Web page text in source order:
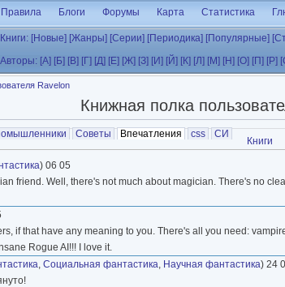
Правила Блоги Форумы Карта Статистика
Книги: [Новые] [Жанры] [Серии] [Периодика] [Популярные]
Авторы: [А] [Б] [В] [Г] [Д] [Е] [Ж] [З] [И] [Й] [К] [Л] [М] [Н] [О] [П] [Р]
Ravelon
Книжная полка
Советы Впечатления (активная вкладка)
css СИ
Книги
) 06 05
friend. Well, there's not much about magician. There's no
if that have any meaning to you. There's all you need:
Rogue AI!!! I love it.
, Социальная фантастика, Научная фантастика) 24